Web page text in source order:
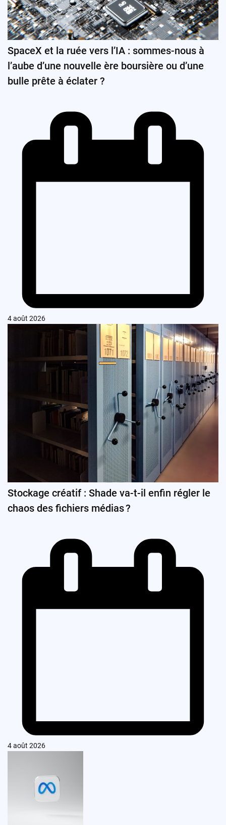
SpaceX et la ruée vers l’IA : sommes-nous à
l’aube d’une nouvelle ère boursière ou d’une
bulle prête à éclater ?
4 août 2026
Stockage créatif : Shade va-t-il enfin régler le
chaos des fichiers médias ?
4 août 2026